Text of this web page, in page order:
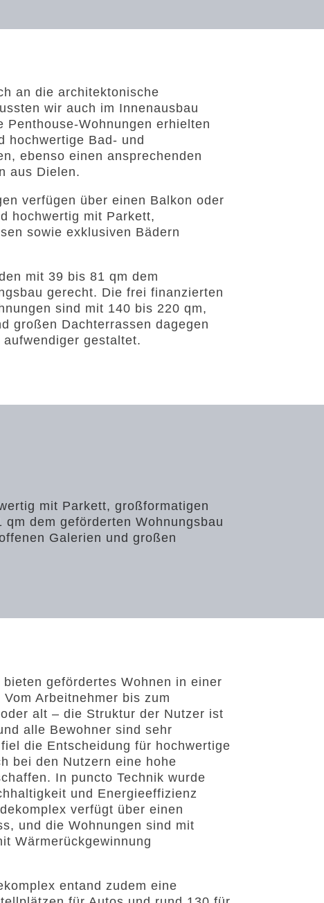
an die architektonische
wir auch im Innenausbau
Penthouse-Wohnungen erhielten
hochwertige Bad- und
ebenso einen ansprechenden
aus Dielen.
verfügen über einen Balkon oder
hochwertig mit Parkett,
sowie exklusiven Bädern
mit 39 bis 81 qm dem
gerecht. Die frei finanzierten
sind mit 140 bis 220 qm,
großen Dachterrassen dagegen
gestaltet.
mit Parkett, großformatigen
dem geförderten Wohnungsbau
Galerien und großen
gefördertes Wohnen in einer
Arbeitnehmer bis zum
alt – die Struktur der Nutzer ist
alle Bewohner sind sehr
die Entscheidung für hochwertige
bei den Nutzern eine hohe
In puncto Technik wurde
und Energieeffizienz
verfügt über einen
und die Wohnungen sind mit
Wärmerückgewinnung
entand zudem eine